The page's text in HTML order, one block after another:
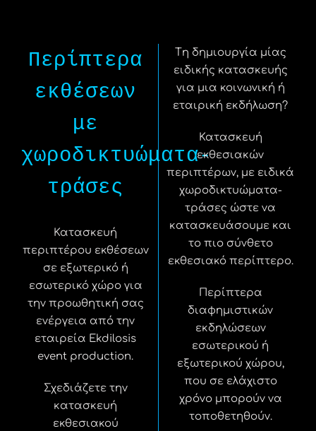
Περίπτερα
εκθέσεων
με
χωροδικτυώματα-
τράσες
Κατασκευή
περιπτέρου εκθέσεων
σε εξωτερικό ή
εσωτερικό χώρο για
την προωθητική σας
ενέργεια από την
εταιρεία Ekdilosis
event production.
Σχεδιάζετε την
κατασκευή
εκθεσιακού
Tη δημιουργία μίας
ειδικής κατασκευής
για μια κοινωνική ή
εταιρική εκδήλωση?
Κατασκευή
εκθεσιακών
περιπτέρων, με ειδικά
χωροδικτυώματα-
τράσες ώστε να
κατασκευάσουμε και
το πιο σύνθετο
εκθεσιακό περίπτερο.
Περίπτερα
διαφημιστικών
εκδηλώσεων
εσωτερικού ή
εξωτερικού χώρου,
που σε ελάχιστο
χρόνο μπορούν να
τοποθετηθούν.